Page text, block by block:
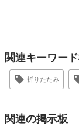
関連キーワー
折りたたみ
関連の掲示板